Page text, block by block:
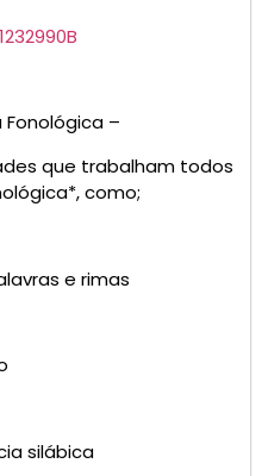
Fonológica –
que trabalham todos
como;
e rimas
silábica